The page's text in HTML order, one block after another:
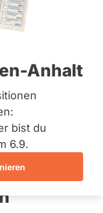
Anhalt
bist du
6.9.
zur Wahl